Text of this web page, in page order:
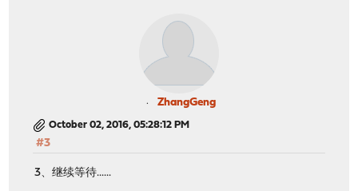
ZhangGeng
October 02, 2016, 05:28:12 PM
#3
3、继续等待......